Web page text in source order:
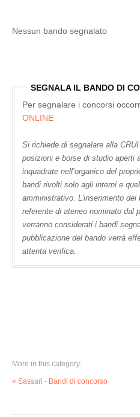
Nessun bando segnalato
SEGNALA IL BANDO DI
Per segnalare i concorsi
ONLINE
Si richiede di segnalare alla
posizioni e borse di studio aperti
inquadrate nell’organico del
bandi rivolti solo agli interni e
amministrativo. L'inserimento
referente di ateneo nominato dal
verranno considerati i bandi
pubblicazione del bando verrà
attenta verifica.
More in this category:
« Sassari - Bandi di concorso